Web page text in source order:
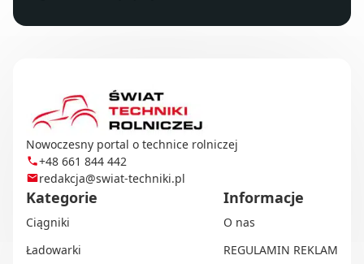
Nowoczesny portal o technice rolniczej
+48 661 844 442
redakcja@swiat-techniki.pl
Kategorie
Ciągniki
Ładowarki
Informacje
O nas
REGULAMIN REKLAM